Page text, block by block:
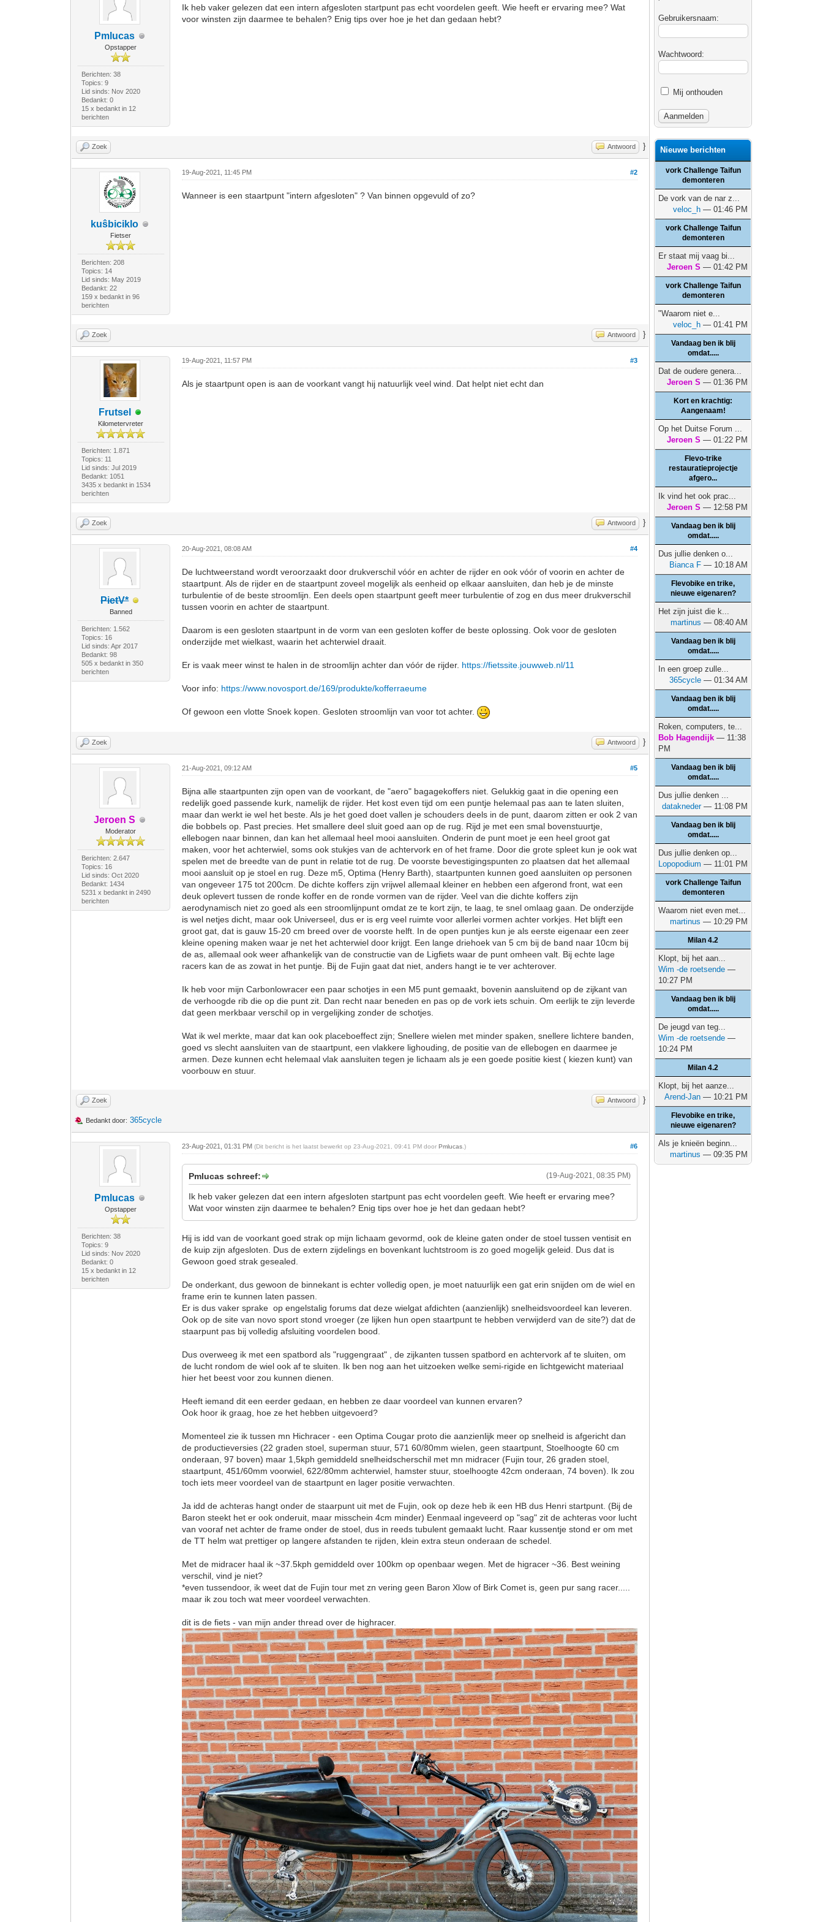
Pmlucas
Opstapper
Berichten: 38
Topics: 9
Lid sinds: Nov 2020
Bedankt: 0
15 x bedankt in 12
berichten
Ik heb vaker gelezen dat een intern afgesloten startpunt pas echt voordelen geeft. Wie heeft er ervaring mee? Wat
voor winsten zijn daarmee te behalen? Enig tips over hoe je het dan gedaan hebt?
Zoek Antwoord }
kuŝbiciklo
Fietser
Berichten: 208
Topics: 14
Lid sinds: May 2019
Bedankt: 22
159 x bedankt in 96
berichten
#2
19-Aug-2021, 11:45 PM
Wanneer is een staartpunt "intern afgesloten" ? Van binnen opgevuld of zo?
Zoek Antwoord }
Frutsel
Kilometervreter
Berichten: 1.871
Topics: 11
Lid sinds: Jul 2019
Bedankt: 1051
3435 x bedankt in 1534
berichten
#3
19-Aug-2021, 11:57 PM
Als je staartpunt open is aan de voorkant vangt hij natuurlijk veel wind. Dat helpt niet echt dan
Zoek Antwoord }
PietV*
Banned
Berichten: 1.562
Topics: 16
Lid sinds: Apr 2017
Bedankt: 98
505 x bedankt in 350
berichten
#4
20-Aug-2021, 08:08 AM
De luchtweerstand wordt veroorzaakt door drukverschil vóór en achter de rijder en ook vóór of voorin en achter de
staartpunt. Als de rijder en de staartpunt zoveel mogelijk als eenheid op elkaar aansluiten, dan heb je de minste
turbulentie of de beste stroomlijn. Een deels open staartpunt geeft meer turbulentie of zog en dus meer drukverschil
tussen voorin en achter de staartpunt.
Daarom is een gesloten staartpunt in de vorm van een gesloten koffer de beste oplossing. Ook voor de gesloten
onderzijde met wielkast, waarin het achterwiel draait.
Er is vaak meer winst te halen in de stroomlijn achter dan vóór de rijder. https://fietssite.jouwweb.nl/11
Voor info: https://www.novosport.de/169/produkte/kofferraeume
Of gewoon een vlotte Snoek kopen. Gesloten stroomlijn van voor tot achter.
Zoek Antwoord }
Jeroen S
Moderator
Berichten: 2.647
Topics: 16
Lid sinds: Oct 2020
Bedankt: 1434
5231 x bedankt in 2490
berichten
#5
21-Aug-2021, 09:12 AM
Bijna alle staartpunten zijn open van de voorkant, de "aero" bagagekoffers niet. Gelukkig gaat in die opening een
redelijk goed passende kurk, namelijk de rijder. Het kost even tijd om een puntje helemaal pas aan te laten sluiten,
maar dan werkt ie wel het beste. Als je het goed doet vallen je schouders deels in de punt, daarom zitten er ook 2 van
die bobbels op. Past precies. Het smallere deel sluit goed aan op de rug. Rijd je met een smal bovenstuurtje,
ellebogen naar binnen, dan kan het allemaal heel mooi aansluiten. Onderin de punt moet je een heel groot gat
maken, voor het achterwiel, soms ook stukjes van de achtervork en of het frame. Door die grote spleet kun je ook wat
spelen met de breedte van de punt in relatie tot de rug. De voorste bevestigingspunten zo plaatsen dat het allemaal
mooi aansluit op je stoel en rug. Deze m5, Optima (Henry Barth), staartpunten kunnen goed aansluiten op personen
van ongeveer 175 tot 200cm. De dichte koffers zijn vrijwel allemaal kleiner en hebben een afgerond front, wat een
deuk oplevert tussen de ronde koffer en de ronde vormen van de rijder. Veel van die dichte koffers zijn
aerodynamisch niet zo goed als een stroomlijnpunt omdat ze te kort zijn, te laag, te snel omlaag gaan. De onderzijde
is wel netjes dicht, maar ook Universeel, dus er is erg veel ruimte voor allerlei vormen achter vorkjes. Het blijft een
groot gat, dat is gauw 15-20 cm breed over de voorste helft. In de open puntjes kun je als eerste eigenaar een zeer
kleine opening maken waar je net het achterwiel door krijgt. Een lange driehoek van 5 cm bij de band naar 10cm bij
de as, allemaal ook weer afhankelijk van de constructie van de Ligfiets waar de punt omheen valt. Bij echte lage
racers kan de as zowat in het puntje. Bij de Fujin gaat dat niet, anders hangt ie te ver achterover.
Ik heb voor mijn Carbonlowracer een paar schotjes in een M5 punt gemaakt, bovenin aansluitend op de zijkant van
de verhoogde rib die op die punt zit. Dan recht naar beneden en pas op de vork iets schuin. Om eerlijk te zijn leverde
dat geen merkbaar verschil op in vergelijking zonder de schotjes.
Wat ik wel merkte, maar dat kan ook placeboeffect zijn; Snellere wielen met minder spaken, snellere lichtere banden,
goed vs slecht aansluiten van de staartpunt, een vlakkere lighouding, de positie van de ellebogen en daarmee je
armen. Deze kunnen echt helemaal vlak aansluiten tegen je lichaam als je een goede positie kiest ( kiezen kunt) van
voorbouw en stuur.
Zoek Antwoord }
Bedankt door: 365cycle
Pmlucas
Opstapper
Berichten: 38
Topics: 9
Lid sinds: Nov 2020
Bedankt: 0
15 x bedankt in 12
berichten
#6
23-Aug-2021, 01:31 PM(Dit bericht is het laatst bewerkt op 23-Aug-2021, 09:41 PM doorPmlucas .)
(19-Aug-2021, 08:35 PM)
Pmlucas schreef:
Ik heb vaker gelezen dat een intern afgesloten startpunt pas echt voordelen geeft. Wie heeft er ervaring mee?
Wat voor winsten zijn daarmee te behalen? Enig tips over hoe je het dan gedaan hebt?
Hij is idd van de voorkant goed strak op mijn lichaam gevormd, ook de kleine gaten onder de stoel tussen ventisit en
de kuip zijn afgesloten. Dus de extern zijdelings en bovenkant luchtstroom is zo goed mogelijk geleid. Dus dat is
Gewoon goed strak gesealed.
De onderkant, dus gewoon de binnekant is echter volledig open, je moet natuurlijk een gat erin snijden om de wiel en
frame erin te kunnen laten passen.
Er is dus vaker sprake op engelstalig forums dat deze wielgat afdichten (aanzienlijk) snelheidsvoordeel kan leveren.
Ook op de site van novo sport stond vroeger (ze lijken hun open staartpunt te hebben verwijderd van de site?) dat de
staarpunt pas bij volledig afsluiting voordelen bood.
Dus overweeg ik met een spatbord als "ruggengraat" , de zijkanten tussen spatbord en achtervork af te sluiten, om
de lucht rondom de wiel ook af te sluiten. Ik ben nog aan het uitzoeken welke semi-rigide en lichtgewicht materiaal
hier het beest voor zou kunnen dienen.
Heeft iemand dit een eerder gedaan, en hebben ze daar voordeel van kunnen ervaren?
Ook hoor ik graag, hoe ze het hebben uitgevoerd?
Momenteel zie ik tussen mn Hichracer - een Optima Cougar proto die aanzienlijk meer op snelheid is afgericht dan
de productieversies (22 graden stoel, superman stuur, 571 60/80mm wielen, geen staartpunt, Stoelhoogte 60 cm
onderaan, 97 boven) maar 1,5kph gemiddeld snelheidscherschil met mn midracer (Fujin tour, 26 graden stoel,
staartpunt, 451/60mm voorwiel, 622/80mm achterwiel, hamster stuur, stoelhoogte 42cm onderaan, 74 boven). Ik zou
toch iets meer voordeel van de staartpunt en lager positie verwachten.
Ja idd de achteras hangt onder de staarpunt uit met de Fujin, ook op deze heb ik een HB dus Henri startpunt. (Bij de
Baron steekt het er ook onderuit, maar misschein 4cm minder) Eenmaal ingeveerd op "sag" zit de achteras voor lucht
van vooraf net achter de frame onder de stoel, dus in reeds tubulent gemaakt lucht. Raar kussentje stond er om met
de TT helm wat prettiger op langere afstanden te rijden, klein extra steun onderaan de schedel.
Met de midracer haal ik ~37.5kph gemiddeld over 100km op openbaar wegen. Met de higracer ~36. Best weining
verschil, vind je niet?
*even tussendoor, ik weet dat de Fujin tour met zn vering geen Baron Xlow of Birk Comet is, geen pur sang racer.....
maar ik zou toch wat meer voordeel verwachten.
dit is de fiets - van mijn ander thread over de highracer.
Gebruikersnaam:
Wachtwoord:
Mij onthouden
Nieuwe berichten
vork Challenge Taifun
demonteren
De vork van de nar z...
veloc_h — 01:46 PM
vork Challenge Taifun
demonteren
Er staat mij vaag bi...
Jeroen S — 01:42 PM
vork Challenge Taifun
demonteren
"Waarom niet e...
veloc_h — 01:41 PM
Vandaag ben ik blij
omdat.....
Dat de oudere genera...
Jeroen S — 01:36 PM
Kort en krachtig:
Aangenaam!
Op het Duitse Forum ...
Jeroen S — 01:22 PM
Flevo-trike
restauratieprojectje
afgero...
Ik vind het ook prac...
Jeroen S — 12:58 PM
Vandaag ben ik blij
omdat.....
Dus jullie denken o...
Bianca F — 10:18 AM
Flevobike en trike,
nieuwe eigenaren?
Het zijn juist die k...
martinus — 08:40 AM
Vandaag ben ik blij
omdat.....
In een groep zulle...
365cycle — 01:34 AM
Vandaag ben ik blij
omdat.....
Roken, computers, te...
Bob Hagendijk — 11:38
PM
Vandaag ben ik blij
omdat.....
Dus jullie denken ...
datakneder— 11:08 PM
Vandaag ben ik blij
omdat.....
Dus jullie denken op...
Lopopodium — 11:01 PM
vork Challenge Taifun
demonteren
Waarom niet even met...
martinus — 10:29 PM
Milan 4.2
Klopt, bij het aan...
Wim -de roetsende —
10:27 PM
Vandaag ben ik blij
omdat.....
De jeugd van teg...
Wim -de roetsende —
10:24 PM
Milan 4.2
Klopt, bij het aanze...
Arend-Jan — 10:21 PM
Flevobike en trike,
nieuwe eigenaren?
Als je knieën beginn...
martinus — 09:35 PM